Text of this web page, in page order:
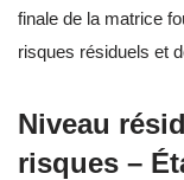
finale de la matrice
risques résiduels et
Niveau
risques –